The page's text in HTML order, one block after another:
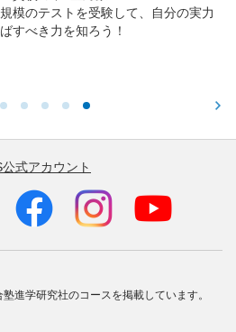
模のテストを受験して、自分の実力
すべき力を知ろう！
公式アカウント
進学研究社のコースを掲載しています。